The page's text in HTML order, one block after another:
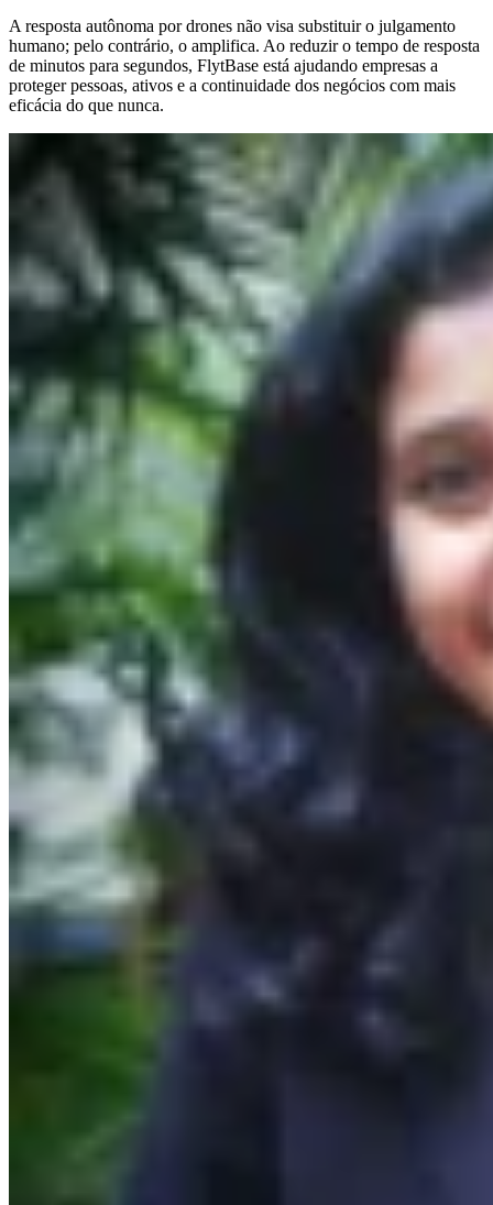
A resposta autônoma por drones não visa substituir o julgamento
humano; pelo contrário, o amplifica. Ao reduzir o tempo de resposta
de minutos para segundos, FlytBase está ajudando empresas a
proteger pessoas, ativos e a continuidade dos negócios com mais
eficácia do que nunca.